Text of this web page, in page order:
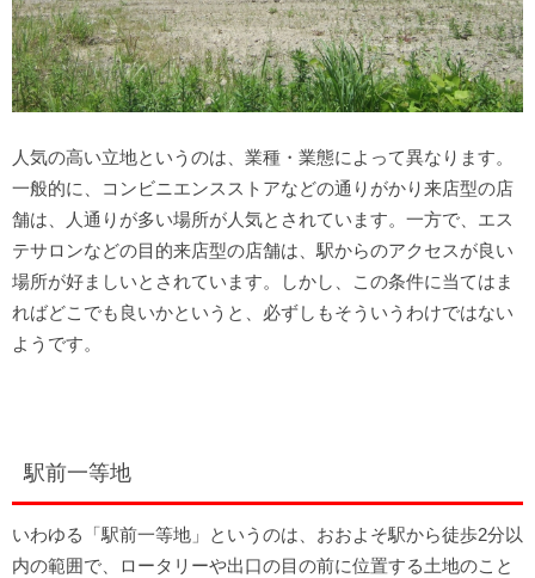
人気の高い立地というのは、業種・業態によって異なります。
一般的に、コンビニエンスストアなどの通りがかり来店型の店
舗は、人通りが多い場所が人気とされています。一方で、エス
テサロンなどの目的来店型の店舗は、駅からのアクセスが良い
場所が好ましいとされています。しかし、この条件に当てはま
ればどこでも良いかというと、必ずしもそういうわけではない
ようです。
駅前一等地
いわゆる「駅前一等地」というのは、おおよそ駅から徒歩2分以
内の範囲で、ロータリーや出口の目の前に位置する土地のこと